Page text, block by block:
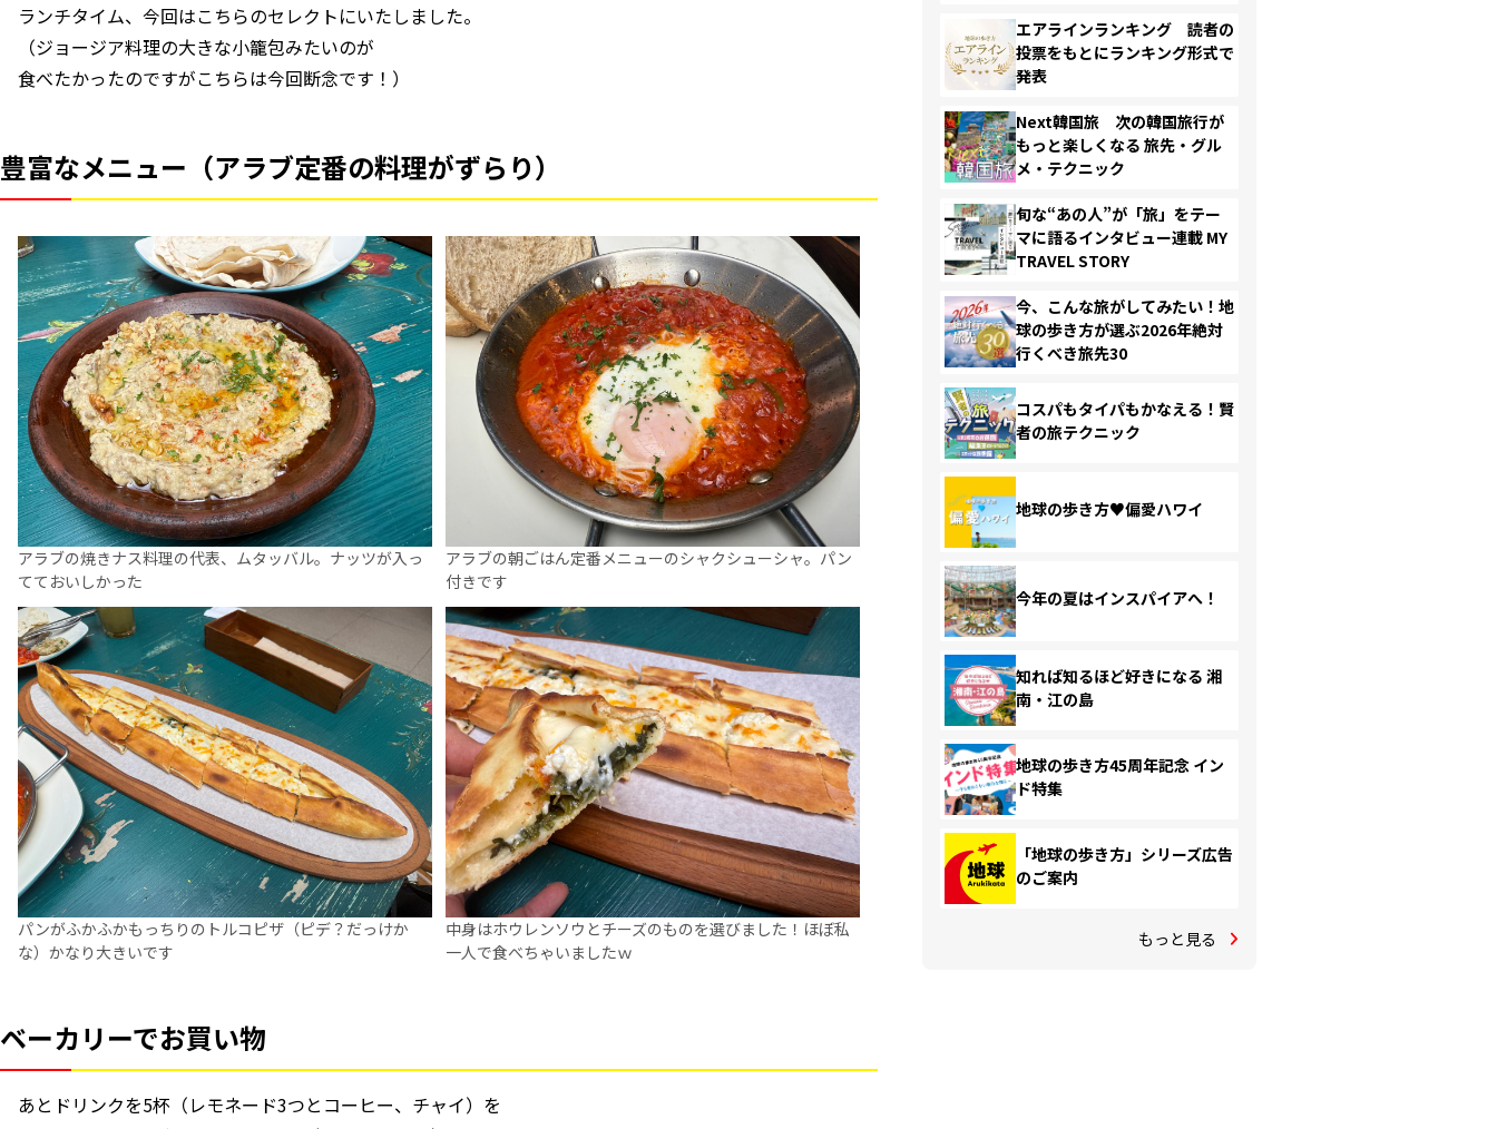
ランチタイム、今回はこちらのセレクトにいたしました。
（ジョージア料理の大きな小籠包みたいのが
食べたかったのですがこちらは今回断念です！）
豊富なメニュー（アラブ定番の料理がずらり）
アラブの焼きナス料理の代表、ムタッバル。ナッツが入っ
てておいしかった
アラブの朝ごはん定番メニューのシャクシューシャ。パン
付きです
パンがふかふかもっちりのトルコピザ（ピデ？だっけか
な）かなり大きいです
中身はホウレンソウとチーズのものを選びました！ほぼ私
一人で食べちゃいましたｗ
ベーカリーでお買い物
あとドリンクを5杯（レモネード3つとコーヒー、チャイ）を
エアラインランキング 読者の
投票をもとにランキング形式で
発表
Next韓国旅 次の韓国旅行が
もっと楽しくなる 旅先・グル
メ・テクニック
旬な“あの人”が「旅」をテー
マに語るインタビュー連載 MY
TRAVEL STORY
今、こんな旅がしてみたい！地
球の歩き方が選ぶ2026年絶対
行くべき旅先30
コスパもタイパもかなえる！賢
者の旅テクニック
地球の歩き方♥偏愛ハワイ
今年の夏はインスパイアへ！
知れば知るほど好きになる 湘
南・江の島
地球の歩き方45周年記念 イン
ド特集
「地球の歩き方」シリーズ広告
のご案内
もっと見る